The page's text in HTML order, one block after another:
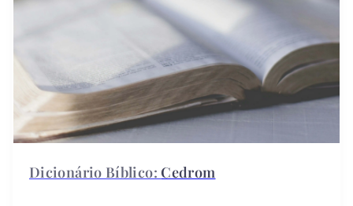
Cedrom